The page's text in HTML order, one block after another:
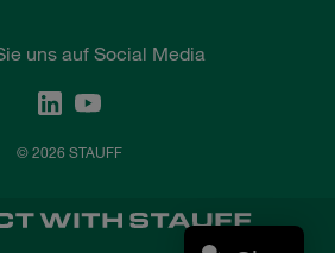
uns auf Social Media
© 2026 STAUFF